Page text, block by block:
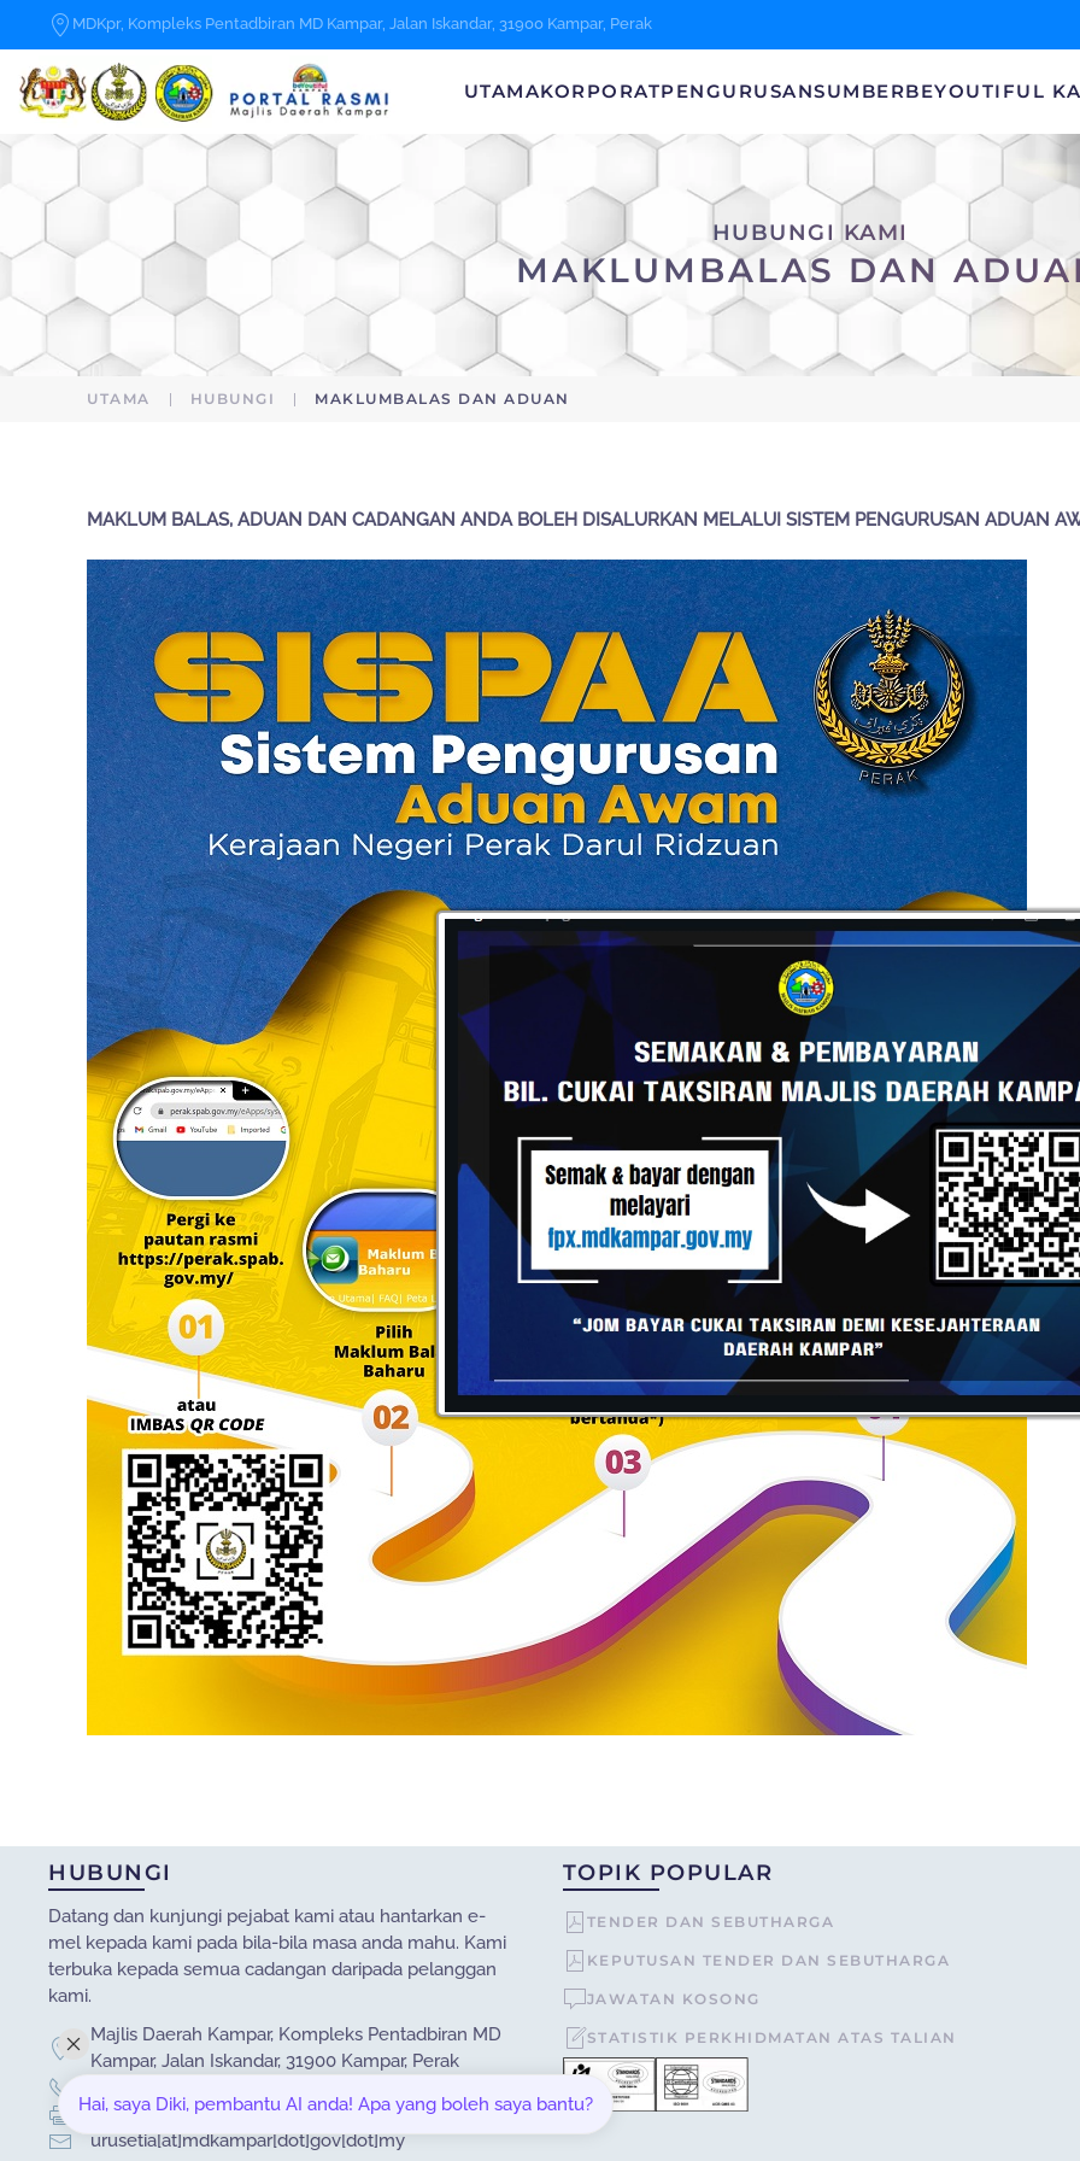
Skip to main content
MDKpr, Kompleks Pentadbiran MD Kampar, Jalan Iskandar, 31900 Kampar, Perak
UTAMAKORPORATPENGURUSANSUMBERBEYOUTIFUL
HUBUNGI KAMI
MAKLUMBALAS DAN
UTAMA HUBUNGI MAKLUMBALAS DAN ADUAN
MAKLUM BALAS, ADUAN DAN CADANGAN ANDA BOLEH DISALURKAN MELALUI SISTEM PENGURUSAN ADUAN
HUBUNGI
Datang dan kunjungi pejabat kami atau hantarkan e-
mel kepada kami pada bila-bila masa anda mahu. Kami
terbuka kepada semua cadangan daripada pelanggan
kami.
Majlis Daerah Kampar, Kompleks Pentadbiran MD
Kampar, Jalan Iskandar, 31900 Kampar, Perak
05-4671040
urusetia[at]mdkampar[dot]gov[dot]my
TOPIK POPULAR
TENDER DAN SEBUTHARGA
KEPUTUSAN TENDER DAN SEBUTHARGA
JAWATAN KOSONG
STATISTIK PERKHIDMATAN ATAS TALIAN
Hai, saya Diki, pembantu AI anda! Apa yang boleh saya bantu?